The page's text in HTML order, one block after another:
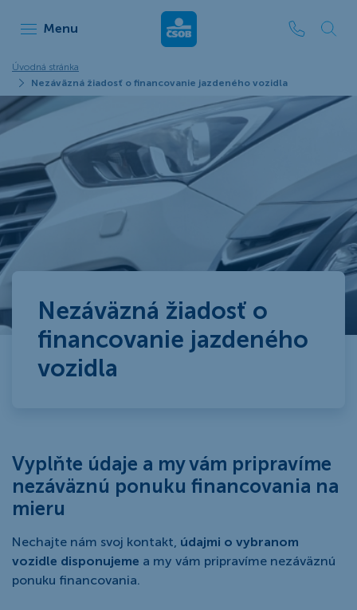
Menu ČSOB Leasing
Úvodná stránka
Nezáväzná žiadosť o financovanie jazdeného vozidla
Nezáväzná žiadosť o
financovanie jazdeného
vozidla
Vyplňte údaje a my vám pripravíme
nezáväznú ponuku financovania na
mieru
Nechajte nám svoj kontakt, údajmi o vybranom
vozidle disponujeme a my vám pripravíme nezáväznú
ponuku financovania.